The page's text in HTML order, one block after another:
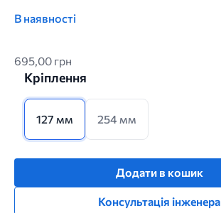
В наявності
695,00 грн
Кріплення
127 мм 254 мм
Додати в кошик
Консультація інженера